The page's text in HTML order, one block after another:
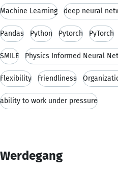
Machine Learning deep neural
Pandas Python Pytorch PyTorch
SMILE Physics Informed Neural
Flexibility Friendliness
ability to work under pressure
Werdegang